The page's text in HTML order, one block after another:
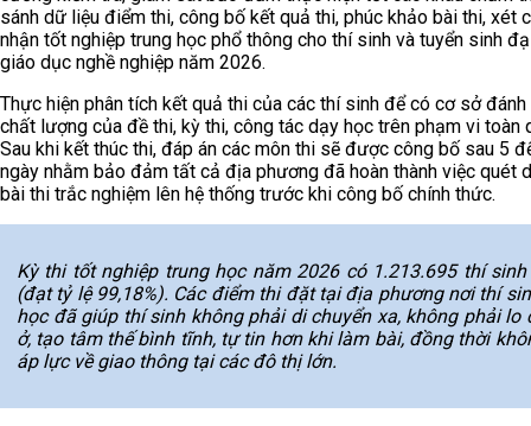
sánh dữ liệu điểm thi, công bố kết quả thi, phúc khảo bài thi, xét
nhận tốt nghiệp trung học phổ thông cho thí sinh và tuyển sinh
giáo dục nghề nghiệp năm 2026.
Thực hiện phân tích kết quả thi của các thí sinh để có cơ sở đánh
chất lượng của đề thi, kỳ thi, công tác dạy học trên phạm vi toàn
Sau khi kết thúc thi, đáp án các môn thi sẽ được công bố sau 5
ngày nhằm bảo đảm tất cả địa phương đã hoàn thành việc quét
bài thi trắc nghiệm lên hệ thống trước khi công bố chính thức.
Kỳ thi tốt nghiệp trung học năm 2026 có 1.213.695 thí
(đạt tỷ lệ 99,18%). Các điểm thi đặt tại địa phương nơi thí
học đã giúp thí sinh không phải di chuyển xa, không phải lo
ở, tạo tâm thế bình tĩnh, tự tin hơn khi làm bài, đồng thời
áp lực về giao thông tại các đô thị lớn.